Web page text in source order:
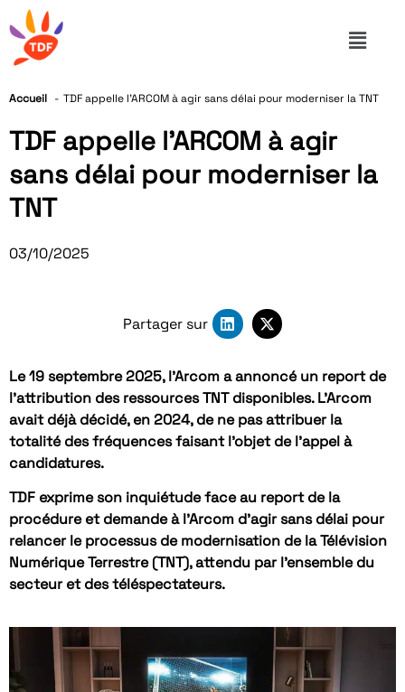
Accueil TDF appelle l’ARCOM à agir sans délai pour moderniser la TNT
TDF appelle l’ARCOM à agir
sans délai pour moderniser la
TNT
03/10/2025
Partager sur
Le 19 septembre 2025, l’Arcom a annoncé un report de
l’attribution des ressources TNT disponibles. L’Arcom
avait déjà décidé, en 2024, de ne pas attribuer la
totalité des fréquences faisant l’objet de l’appel à
candidatures.
TDF exprime son inquiétude face au report de la
procédure et demande à l’Arcom d’agir sans délai pour
relancer le processus de modernisation de la Télévision
Numérique Terrestre (TNT), attendu par l’ensemble du
secteur et des téléspectateurs.